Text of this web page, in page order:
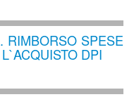
RIMBORSO SPESE
DPI